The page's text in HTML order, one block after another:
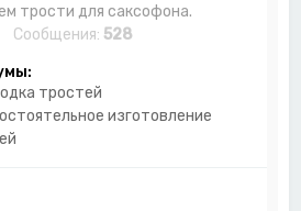
трости для саксофона.
Сообщения: 528
тростей
изготовление